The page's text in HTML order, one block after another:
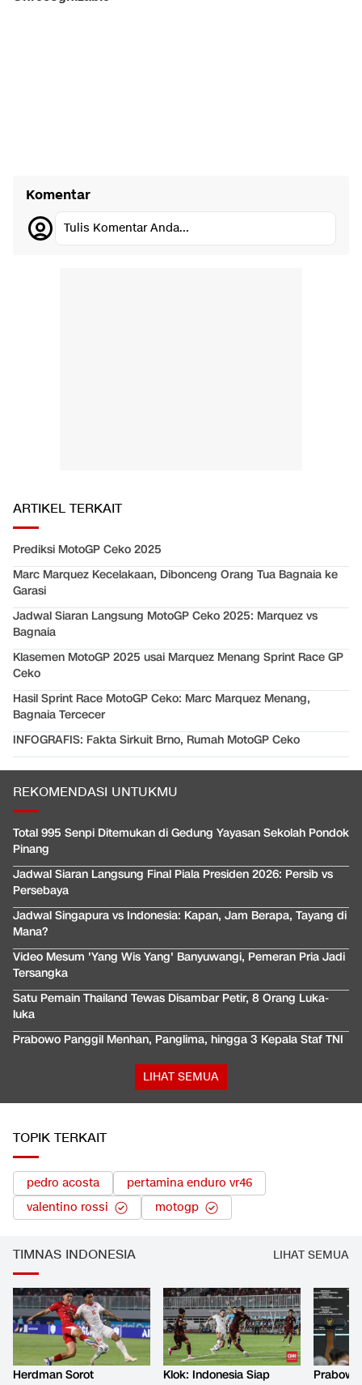
Komentar
Tulis Komentar Anda...
ARTIKEL TERKAIT
Prediksi MotoGP Ceko 2025
Marc Marquez Kecelakaan, Dibonceng Orang Tua Bagnaia ke
Garasi
Jadwal Siaran Langsung MotoGP Ceko 2025: Marquez vs
Bagnaia
Klasemen MotoGP 2025 usai Marquez Menang Sprint Race GP
Ceko
Hasil Sprint Race MotoGP Ceko: Marc Marquez Menang,
Bagnaia Tercecer
INFOGRAFIS: Fakta Sirkuit Brno, Rumah MotoGP Ceko
REKOMENDASI UNTUKMU
Total 995 Senpi Ditemukan di Gedung Yayasan Sekolah Pondok
Pinang
Jadwal Siaran Langsung Final Piala Presiden 2026: Persib vs
Persebaya
Jadwal Singapura vs Indonesia: Kapan, Jam Berapa, Tayang di
Mana?
Video Mesum 'Yang Wis Yang' Banyuwangi, Pemeran Pria Jadi
Tersangka
Satu Pemain Thailand Tewas Disambar Petir, 8 Orang Luka-
luka
Prabowo Panggil Menhan, Panglima, hingga 3 Kepala Staf TNI
LIHAT SEMUA
TOPIK TERKAIT
pedro acosta
pertamina enduro vr46
valentino rossi
motogp
TIMNAS INDONESIA LIHAT SEMUA
Herdman Sorot
Klok: Indonesia Siap